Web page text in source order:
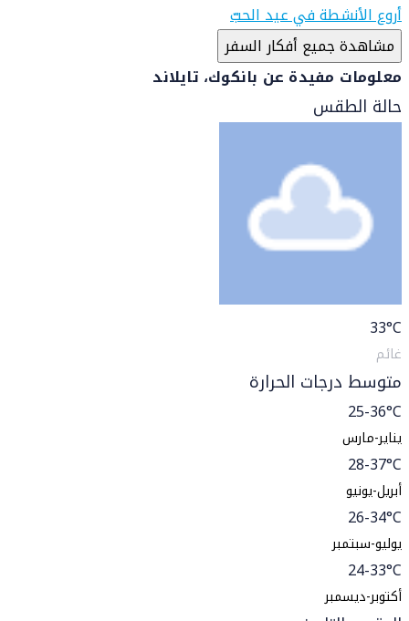
أروع الأنشطة في عيد الحبّ
مشاهدة جميع أفكار السفر
معلومات مفيدة عن بانكوك، تايلاند
حالة الطقس
33°C
غائم
متوسط درجات الحرارة
25-36°C
يناير-مارس
28-37°C
أبريل-يونيو
26-34°C
يوليو-سبتمبر
24-33°C
أكتوبر-ديسمبر